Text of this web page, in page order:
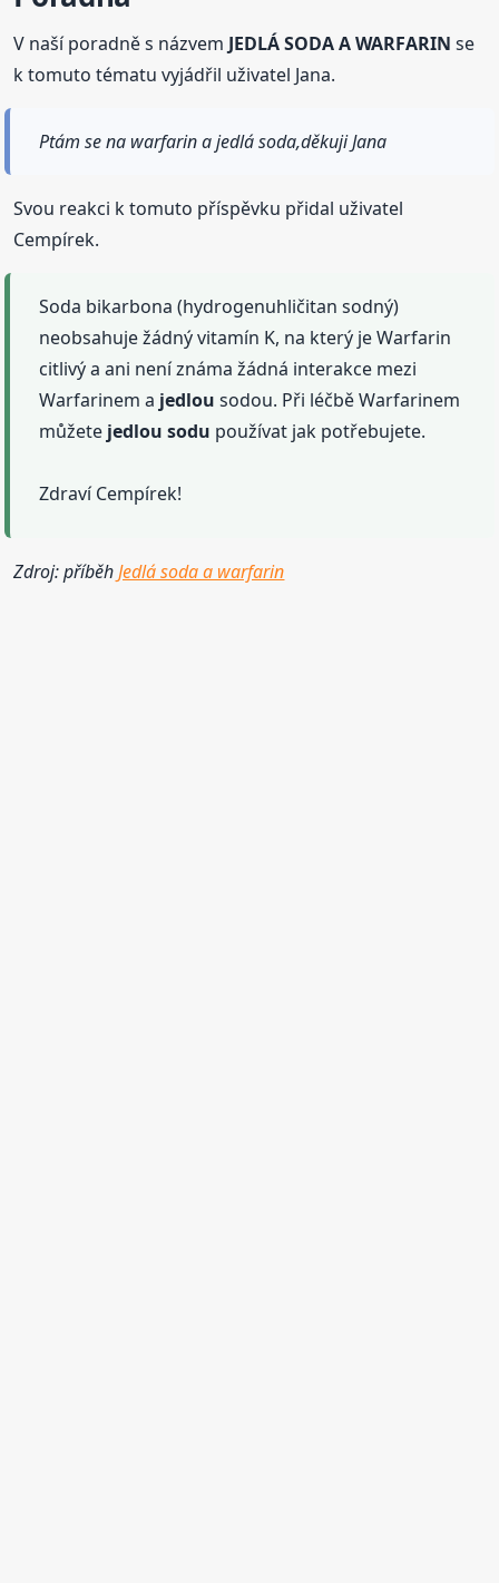
V naší poradně s názvem JEDLÁ SODA A WARFARIN se
k tomuto tématu vyjádřil uživatel Jana.
Ptám se na warfarin a jedlá soda,děkuji Jana
Svou reakci k tomuto příspěvku přidal uživatel
Cempírek.
Soda bikarbona (hydrogenuhličitan sodný)
neobsahuje žádný vitamín K, na který je Warfarin
citlivý a ani není známa žádná interakce mezi
Warfarinem a jedlou sodou. Při léčbě Warfarinem
můžete jedlou sodu používat jak potřebujete.
Zdraví Cempírek!
Zdroj: příběhJedlá soda a warfarin